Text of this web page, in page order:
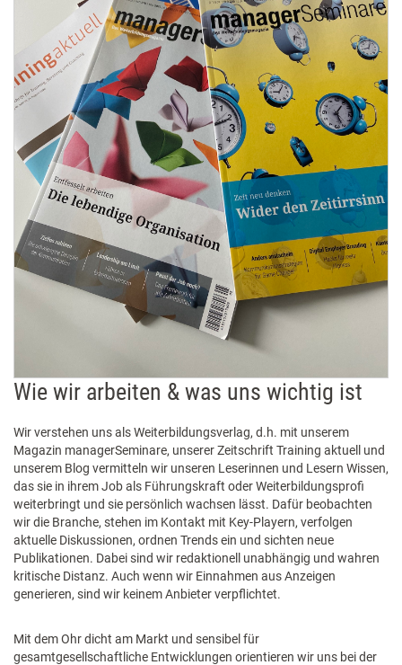
Wie wir arbeiten & was uns wichtig ist
Wir verstehen uns als Weiterbildungsverlag, d.h. mit unserem
Magazin managerSeminare, unserer Zeitschrift Training aktuell und
unserem Blog vermitteln wir unseren Leserinnen und Lesern Wissen,
das sie in ihrem Job als Führungskraft oder Weiterbildungsprofi
weiterbringt und sie persönlich wachsen lässt. Dafür beobachten
wir die Branche, stehen im Kontakt mit Key-Playern, verfolgen
aktuelle Diskussionen, ordnen Trends ein und sichten neue
Publikationen. Dabei sind wir redaktionell unabhängig und wahren
kritische Distanz. Auch wenn wir Einnahmen aus Anzeigen
generieren, sind wir keinem Anbieter verpflichtet.
Mit dem Ohr dicht am Markt und sensibel für
gesamtgesellschaftliche Entwicklungen orientieren wir uns bei der